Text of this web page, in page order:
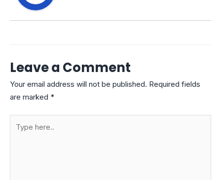
Leave a Comment
Your email address will not be published. Required fields
are marked *
here..